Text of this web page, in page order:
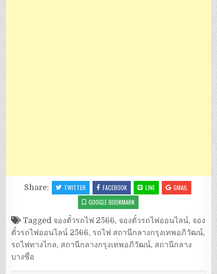
Share: TWITTER FACEBOOK LINE
GMAIL
GOOGLE BOOKMARK
Tagged จองตั๋วรถไฟ 2566, จองตั๋วรถไฟออนไลน์, จอง
ตั๋วรถไฟออนไลน์ 2566, รถไฟ สถานีกลางกรุงเทพอภิวัฒน์,
รถไฟทางไกล, สถานีกลางกรุงเทพอภิวัฒน์, สถานีกลาง
บางซื่อ